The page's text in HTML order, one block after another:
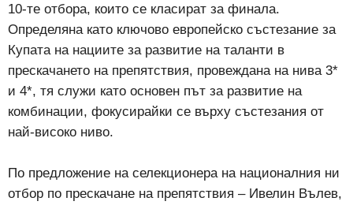
10-те отбора, които се класират за финала.
Определяна като ключово европейско състезание за
Купата на нациите за развитие на таланти в
прескачането на препятствия, провеждана на нива 3*
и 4*, тя служи като основен път за развитие на
комбинации, фокусирайки се върху състезания от
най-високо ниво.
По предложение на селекционера на националния ни
отбор по прескачане на препятствия – Ивелин Вълев,